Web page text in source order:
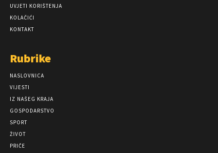
UVJETI KORIŠTENJA
KOLAČIĆI
KONTAKT
Rubrike
NASLOVNICA
VIJESTI
IZ NAŠEG KRAJA
GOSPODARSTVO
SPORT
ŽIVOT
PRIČE